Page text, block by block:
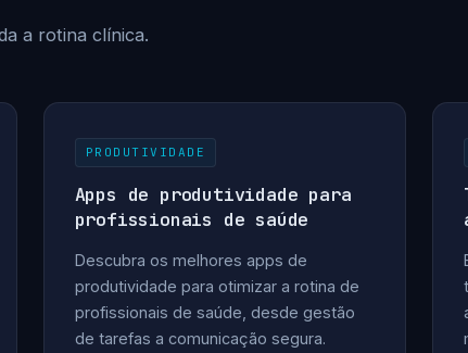
a rotina clínica.
PRODUTIVIDADE
Apps de produtividade para
profissionais de saúde
Descubra os melhores apps de
produtividade para otimizar a rotina de
profissionais de saúde, desde gestão
de tarefas a comunicação segura.